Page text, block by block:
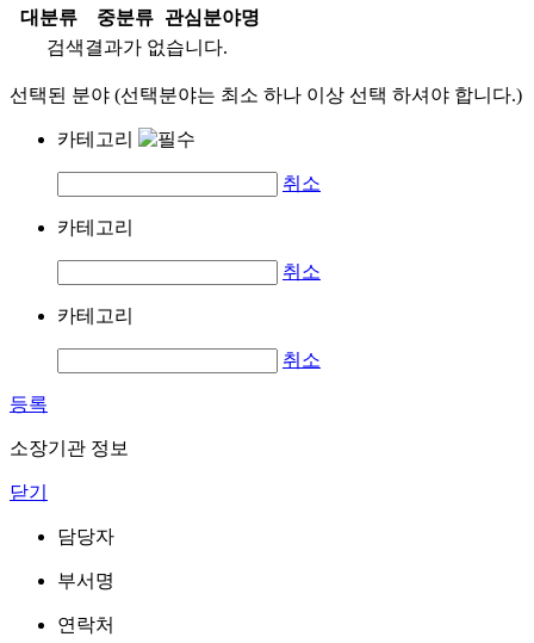
대분류
중분류
관심분야명
검색결과가 없습니다.
선택된 분야 (선택분야는 최소 하나 이상 선택 하셔야 합니다.)
카테고리
취소
카테고리
취소
카테고리
취소
등록
소장기관 정보
닫기
담당자
부서명
연락처